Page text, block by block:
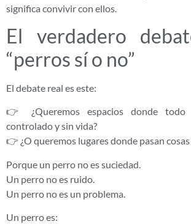
significa convivir con ellos.
El verdadero
“perros sí o no”
El debate real es este:
👉 ¿Queremos espacios donde todo
controlado y sin vida?
👉 ¿O queremos lugares donde pasan cosas
Porque un perro no es suciedad.
Un perro no es ruido.
Un perro no es un problema.
Un perro es: